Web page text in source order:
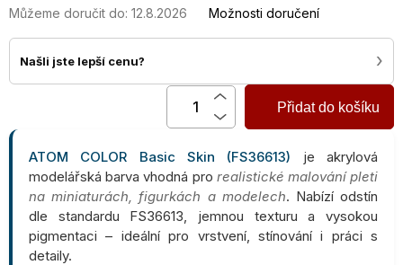
Můžeme doručit do: 12.8.2026 Možnosti doručení
Našli jste lepší cenu? ›
Přidat do košíku
ATOM COLOR Basic Skin (FS36613) je akrylová
modelářská barva vhodná pro realistické malování pleti
na miniaturách, figurkách a modelech. Nabízí odstín
dle standardu FS36613, jemnou texturu a vysokou
pigmentaci – ideální pro vrstvení, stínování i práci s
detaily.